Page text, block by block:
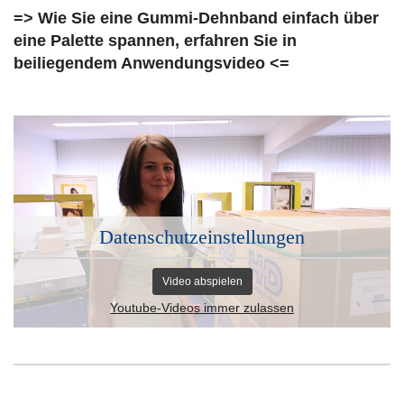
=> Wie Sie eine Gummi-Dehnband einfach über
eine Palette spannen, erfahren Sie in
beiliegendem Anwendungsvideo <=
Datenschutzeinstellungen
Video abspielen
Youtube-Videos immer zulassen